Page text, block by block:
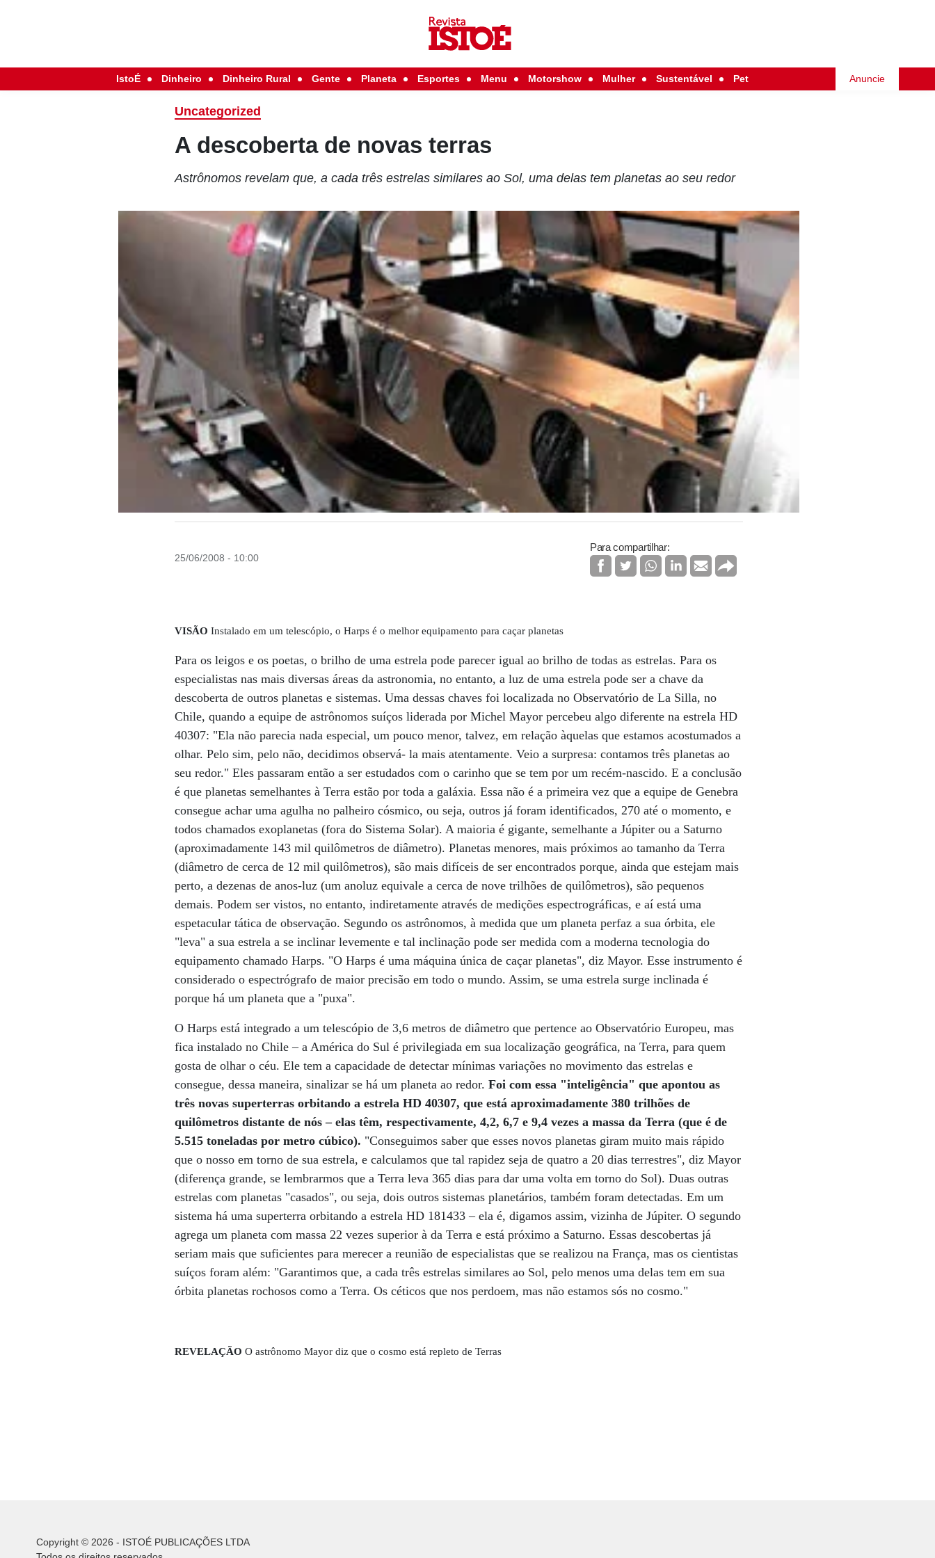
IstoÉ Dinheiro Dinheiro Rural Gente Planeta Esportes Menu Motorshow Mulher Sustentável Pet Anuncie
Uncategorized
A descoberta de novas terras
Astrônomos revelam que, a cada três estrelas similares ao Sol, uma delas tem planetas ao seu redor
25/06/2008 - 10:00
Para compartilhar:
VISÃO Instalado em um telescópio, o Harps é o melhor equipamento para caçar planetas
Para os leigos e os poetas, o brilho de uma estrela pode parecer igual ao brilho de todas as estrelas. Para os
especialistas nas mais diversas áreas da astronomia, no entanto, a luz de uma estrela pode ser a chave da
descoberta de outros planetas e sistemas. Uma dessas chaves foi localizada no Observatório de La Silla, no
Chile, quando a equipe de astrônomos suíços liderada por Michel Mayor percebeu algo diferente na estrela HD
40307: "Ela não parecia nada especial, um pouco menor, talvez, em relação àquelas que estamos acostumados a
olhar. Pelo sim, pelo não, decidimos observá- la mais atentamente. Veio a surpresa: contamos três planetas ao
seu redor." Eles passaram então a ser estudados com o carinho que se tem por um recém-nascido. E a conclusão
é que planetas semelhantes à Terra estão por toda a galáxia. Essa não é a primeira vez que a equipe de Genebra
consegue achar uma agulha no palheiro cósmico, ou seja, outros já foram identificados, 270 até o momento, e
todos chamados exoplanetas (fora do Sistema Solar). A maioria é gigante, semelhante a Júpiter ou a Saturno
(aproximadamente 143 mil quilômetros de diâmetro). Planetas menores, mais próximos ao tamanho da Terra
(diâmetro de cerca de 12 mil quilômetros), são mais difíceis de ser encontrados porque, ainda que estejam mais
perto, a dezenas de anos-luz (um anoluz equivale a cerca de nove trilhões de quilômetros), são pequenos
demais. Podem ser vistos, no entanto, indiretamente através de medições espectrográficas, e aí está uma
espetacular tática de observação. Segundo os astrônomos, à medida que um planeta perfaz a sua órbita, ele
"leva" a sua estrela a se inclinar levemente e tal inclinação pode ser medida com a moderna tecnologia do
equipamento chamado Harps. "O Harps é uma máquina única de caçar planetas", diz Mayor. Esse instrumento é
considerado o espectrógrafo de maior precisão em todo o mundo. Assim, se uma estrela surge inclinada é
porque há um planeta que a "puxa".
O Harps está integrado a um telescópio de 3,6 metros de diâmetro que pertence ao Observatório Europeu, mas
fica instalado no Chile – a América do Sul é privilegiada em sua localização geográfica, na Terra, para quem
gosta de olhar o céu. Ele tem a capacidade de detectar mínimas variações no movimento das estrelas e
consegue, dessa maneira, sinalizar se há um planeta ao redor.Foi com essa "inteligência" que apontou as
três novas superterras orbitando a estrela HD 40307, que está aproximadamente 380 trilhões de
quilômetros distante de nós – elas têm, respectivamente, 4,2, 6,7 e 9,4 vezes a massa da Terra (que é de
5.515 toneladas por metro cúbico). "Conseguimos saber que esses novos planetas giram muito mais rápido
que o nosso em torno de sua estrela, e calculamos que tal rapidez seja de quatro a 20 dias terrestres", diz Mayor
(diferença grande, se lembrarmos que a Terra leva 365 dias para dar uma volta em torno do Sol). Duas outras
estrelas com planetas "casados", ou seja, dois outros sistemas planetários, também foram detectadas. Em um
sistema há uma superterra orbitando a estrela HD 181433 – ela é, digamos assim, vizinha de Júpiter. O segundo
agrega um planeta com massa 22 vezes superior à da Terra e está próximo a Saturno. Essas descobertas já
seriam mais que suficientes para merecer a reunião de especialistas que se realizou na França, mas os cientistas
suíços foram além: "Garantimos que, a cada três estrelas similares ao Sol, pelo menos uma delas tem em sua
órbita planetas rochosos como a Terra. Os céticos que nos perdoem, mas não estamos sós no cosmo."
REVELAÇÃO O astrônomo Mayor diz que o cosmo está repleto de Terras
Copyright © 2026 - ISTOÉ PUBLICAÇÕES LTDA